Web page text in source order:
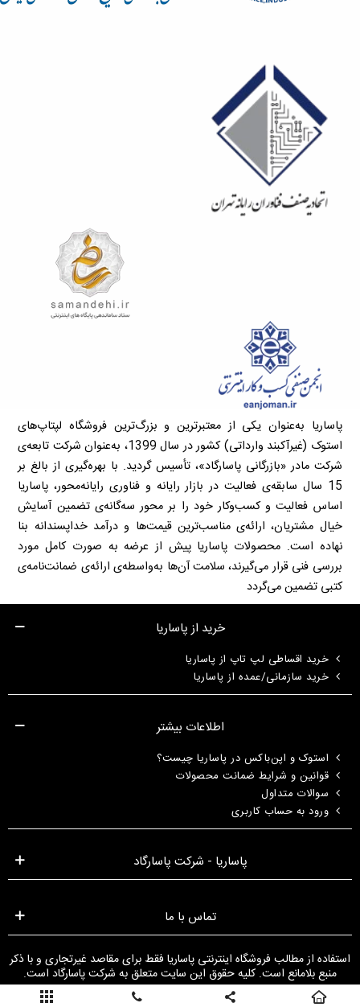
پاساریا به‌عنوان یکی از معتبرترین و بزرگ‌ترین فروشگاه لپتاپ‌های
استوک (غیرآکبند وارداتی) کشور در سال 1399، به‌عنوان شرکت تابعه‌ی
شرکت مادر «بازرگانی پاسارگاد»، تأسیس گردید. با بهره‌گیری از بالغ بر
15 سال سابقه‌ی فعالیت در بازار رایانه و فناوری رایانه‌محور، پاساریا
اساس فعالیت و کسب‌وکار خود را بر محور سه‌گانه‌ی تضمین آسایش
خیال مشتریان، ارائه‌ی مناسب‌ترین قیمت‌ها و درآمد خداپسندانه بنا
نهاده است. محصولات پاساریا پیش از عرضه به صورت کامل مورد
بررسی فنی قرار می‌گیرند، سلامت آن‌ها به‌واسطه‌ی ارائه‌ی ضمانت‌نامه‌ی
کتبی تضمین می‌گردد
خرید از پاساریا
خرید اقساطی لپ تاپ از پاساریا
خرید سازمانی/عمده از پاساریا
اطلاعات بیشتر
استوک و اپن‌باکس در پاساریا چیست؟
قوانین و شرایط ضمانت محصولات
سوالات متداول
ورود به حساب کاربری
پاساریا - شرکت پاسارگاد
تماس با ما
استفاده از مطالب فروشگاه اینترنتی پاساریا فقط برای مقاصد غیرتجاری و با ذکر
منبع بلامانع است. کلیه حقوق این سایت متعلق به شرکت پاسارگاد است.